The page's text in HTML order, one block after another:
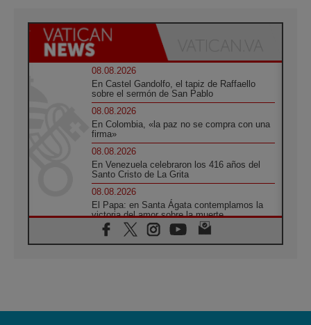
08.08.2026
En Castel Gandolfo, el tapiz de Raffaello
sobre el sermón de San Pablo
08.08.2026
En Colombia, «la paz no se compra con una
firma»
08.08.2026
En Venezuela celebraron los 416 años del
Santo Cristo de La Grita
08.08.2026
El Papa: en Santa Ágata contemplamos la
victoria del amor sobre la muerte
08.08.2026
León XIV visitará el Santuario de la Madre
07.08.2026